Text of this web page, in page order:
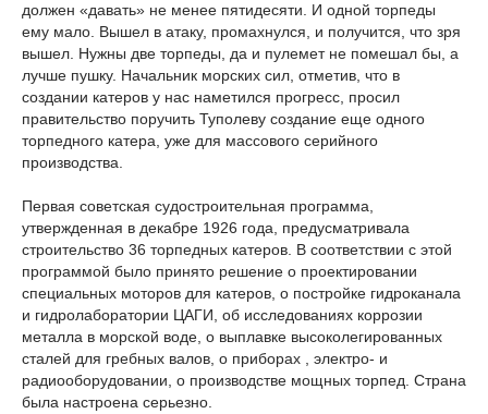
должен «давать» не менее пятидесяти. И одной торпеды
ему мало. Вышел в атаку, промахнулся, и получится, что зря
вышел. Нужны две торпеды, да и пулемет не помешал бы, а
лучше пушку. Начальник морских сил, отметив, что в
создании катеров у нас наметился прогресс, просил
правительство поручить Туполеву создание еще одного
торпедного катера, уже для массового серийного
производства.
Первая советская судостроительная программа,
утвержденная в декабре 1926 года, предусматривала
строительство 36 торпедных катеров. В соответствии с этой
программой было принято решение о проектировании
специальных моторов для катеров, о постройке гидроканала
и гидролаборатории ЦАГИ, об исследованиях коррозии
металла в морской воде, о выплавке высоколегированных
сталей для гребных валов, о приборах , электро- и
радиооборудовании, о производстве мощных торпед. Страна
была настроена серьезно.